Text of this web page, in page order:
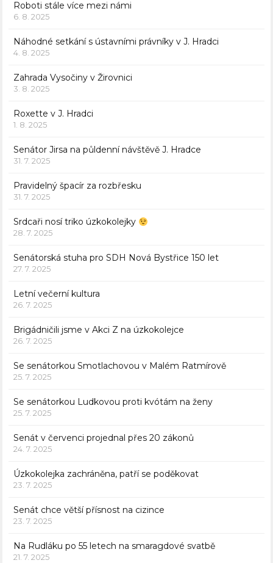
Roboti stále více mezi námi
6. 8. 2025
Náhodné setkání s ústavními právníky v J. Hradci
4. 8. 2025
Zahrada Vysočiny v Žirovnici
3. 8. 2025
Roxette v J. Hradci
1. 8. 2025
Senátor Jirsa na půldenní návštěvě J. Hradce
31. 7. 2025
Pravidelný špacír za rozbřesku
31. 7. 2025
Srdcaři nosí triko úzkokolejky
28. 7. 2025
Senátorská stuha pro SDH Nová Bystřice 150 let
27. 7. 2025
Letní večerní kultura
26. 7. 2025
Brigádničili jsme v Akci Z na úzkokolejce
26. 7. 2025
Se senátorkou Smotlachovou v Malém Ratmírově
25. 7. 2025
Se senátorkou Ludkovou proti kvótám na ženy
25. 7. 2025
Senát v červenci projednal přes 20 zákonů
24. 7. 2025
Úzkokolejka zachráněna, patří se poděkovat
23. 7. 2025
Senát chce větší přísnost na cizince
23. 7. 2025
Na Rudláku po 55 letech na smaragdové svatbě
21. 7. 2025